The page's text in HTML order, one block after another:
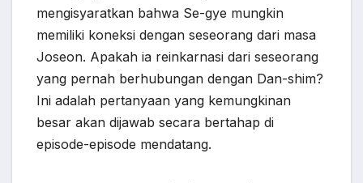
mengisyaratkan bahwa Se-gye mungkin
memiliki koneksi dengan seseorang dari masa
Joseon. Apakah ia reinkarnasi dari seseorang
yang pernah berhubungan dengan Dan-shim?
Ini adalah pertanyaan yang kemungkinan
besar akan dijawab secara bertahap di
episode-episode mendatang.